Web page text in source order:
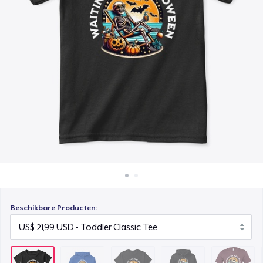
Verkoop overal
Verkoop alles
Beschikbare Producten:
Classic Crew Neck T-Shirt
US$ 22,99
Unisex Premium Pullover Hoodie
US$ 21,99
US$ 32,99
Women's Crop Hoodie
US$ 46,99